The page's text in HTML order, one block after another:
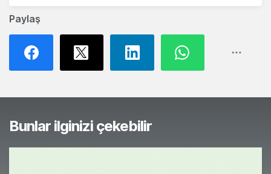
Paylaş
Bunlar ilginizi çekebilir